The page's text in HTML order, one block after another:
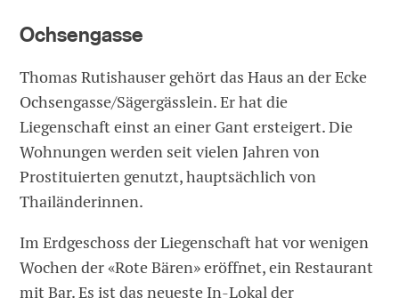
Ochsengasse
Thomas Rutishauser gehört das Haus an der Ecke
Ochsengasse/Sägergässlein. Er hat die
Liegenschaft einst an einer Gant ersteigert. Die
Wohnungen werden seit vielen Jahren von
Prostituierten genutzt, hauptsächlich von
Thailänderinnen.
Im Erdgeschoss der Liegenschaft hat vor wenigen
Wochen der «Rote Bären» eröffnet, ein Restaurant
mit Bar. Es ist das neueste In-Lokal der